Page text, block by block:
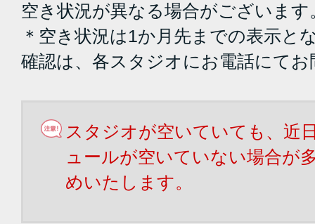
空き状況が異なる場合がございます
＊空き状況は1か月先までの表示と
確認は、各スタジオにお電話にて
スタジオが空いていても、近
ュールが空いていない場合が
めいたします。